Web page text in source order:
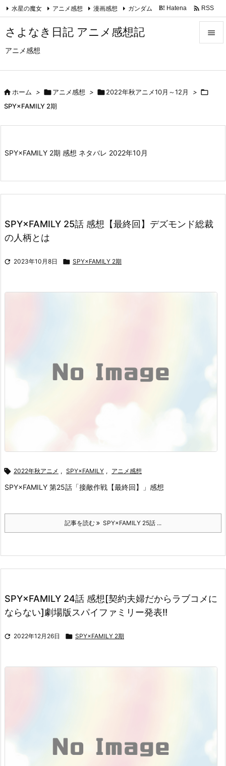
さよなき日記 アニメ感想記
アニメ感想

サイド
水星の魔女 アニメ感想 漫画感想 ガンダム B! Hatena  RSS
ホーム > アニメ感想 > 2022年秋アニメ10月～12月 > 
SPY×FAMILY 2期
SPY×FAMILY 2期 感想 ネタバレ 2022年10月
SPY×FAMILY 25話 感想【最終回】デズモンド総裁
の人柄とは
 2023年10月8日  SPY×FAMILY 2期
 2022年秋アニメ , SPY×FAMILY , アニメ感想
SPY×FAMILY 第25話「接敵作戦【最終回】」感想
記事を読む SPY×FAMILY 25話 ...
SPY×FAMILY 24話 感想[契約夫婦だからラブコメに
ならない]劇場版スパイファミリー発表!!
 2022年12月26日  SPY×FAMILY 2期